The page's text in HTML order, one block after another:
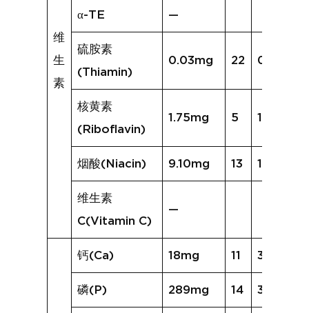
维
生
素
α-TE —
硫胺素
(Thiamin)
0.03mg 22 0.12mg
核黄素
(Riboflavin)
1.75mg 5 1.03mg
烟酸(Niacin) 9.10mg 13 14.59mg
维生素
C(Vitamin C)
—
钙(Ca) 18mg 11 32mg
磷(P) 289mg 14 338mg